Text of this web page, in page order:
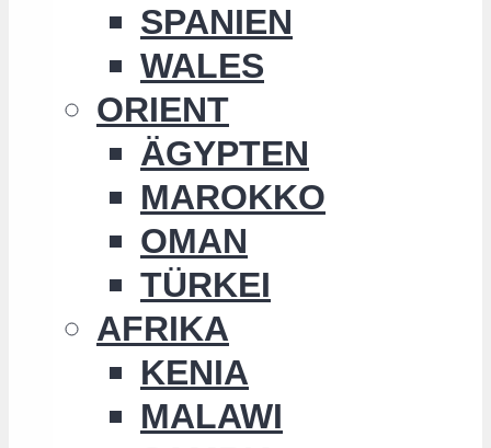
SPANIEN
WALES
ORIENT
ÄGYPTEN
MAROKKO
OMAN
TÜRKEI
AFRIKA
KENIA
MALAWI